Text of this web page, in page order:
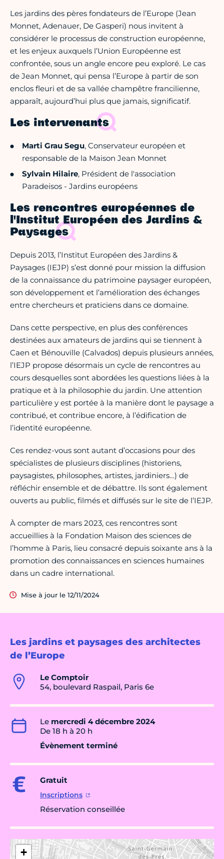
Les jardins et paysages des architectes
de l’Europe
Le Comptoir
54, boulevard Raspail, Paris 6e
Le mercredi 4 décembre 2024
De 18 h à 20 h
Évènement terminé
Gratuit
Inscriptions
Réservation conseillée
+
Les jardins des pères fondateurs de l’Europe (Jean
Monnet, Adenauer, De Gasperi) nous invitent à
considérer le processus de construction européenne,
et les enjeux auxquels l’Union Européenne est
confrontée, sous un angle encore peu exploré. Le cas
de Jean Monnet, qui pensa l’Europe à partir de son
enclos fleuri et de sa vallée champêtre francilienne,
apparaît, aujourd’hui plus que jamais, significatif.
Les intervenants
Marti Grau Segu, Conservateur européen et
responsable de la Maison Jean Monnet
Sylvain Hilaire, Président de l'association
Paradeisos - Jardins européens
Les rencontres européennes de
l'Institut Européen des Jardins &
Paysages
Depuis 2013, l’Institut Européen des Jardins &
Paysages (IEJP) s’est donné pour mission la diffusion
de la connaissance du patrimoine paysager européen,
son développement et l’amélioration des échanges
entre chercheurs et praticiens dans ce domaine.
Dans cette perspective, en plus des conférences
destinées aux amateurs de jardins qui se tiennent à
Caen et Bénouville (Calvados) depuis plusieurs années,
l’IEJP propose désormais un cycle de rencontres au
cours desquelles sont abordées les questions liées à la
pratique et à la philosophie du jardin. Une attention
particulière y est portée à la manière dont le paysage a
contribué, et contribue encore, à l’édification de
l’identité européenne.
Ces rendez-vous sont autant d’occasions pour des
spécialistes de plusieurs disciplines (historiens,
paysagistes, philosophes, artistes, jardiniers…) de
réfléchir ensemble et de débattre. Ils sont également
ouverts au public, filmés et diffusés sur le site de l’IEJP.
À compter de mars 2023, ces rencontres sont
accueillies à la Fondation Maison des sciences de
l’homme à Paris, lieu consacré depuis soixante ans à la
promotion des connaissances en sciences humaines
dans un cadre international.
Mise à jour le 12/11/2024